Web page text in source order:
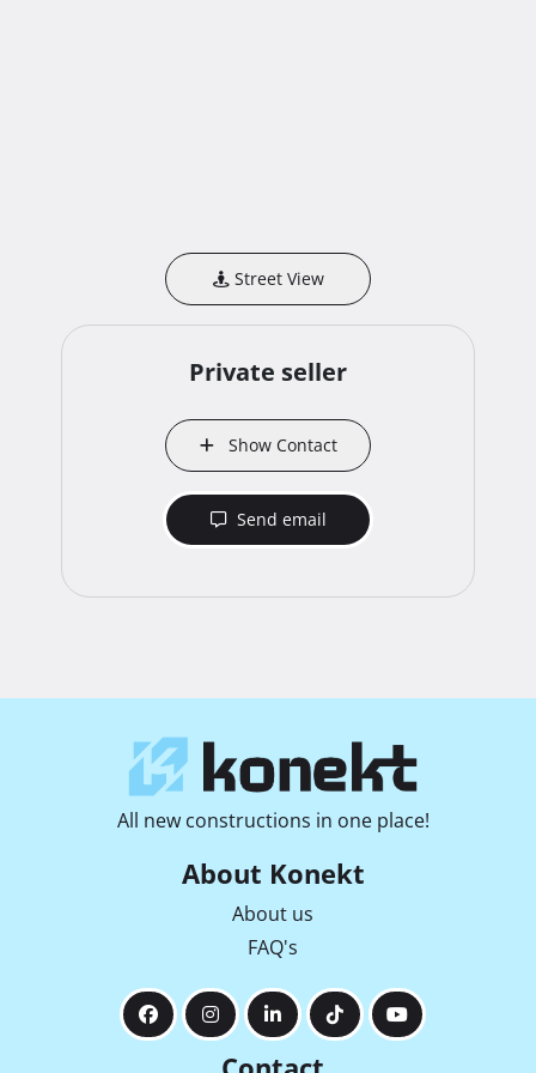
Street View
Private seller
Show Contact
Send email
All new constructions in one place!
About Konekt
About us
FAQ's